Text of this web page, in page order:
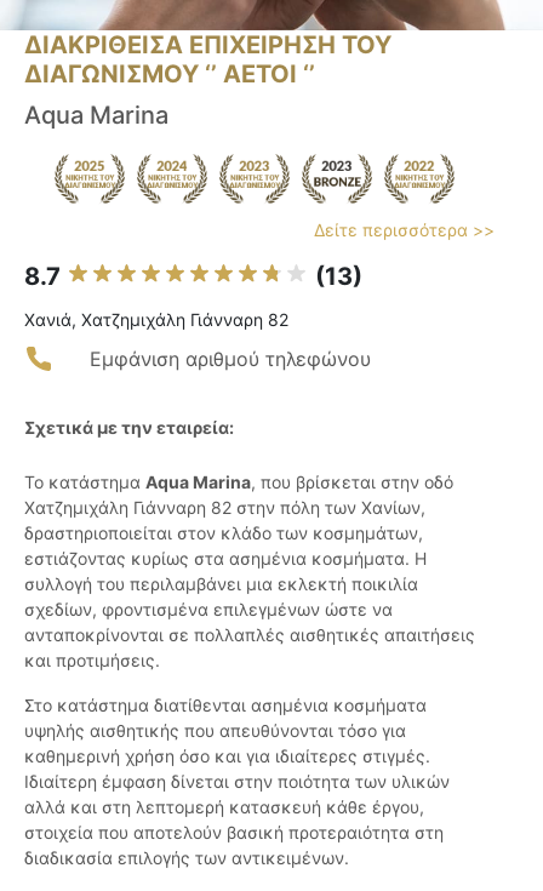
ΔΙΑΚΡΙΘΕΙΣΑ ΕΠΙΧΕΙΡΗΣΗ ΤΟΥ
ΔΙΑΓΩΝΙΣΜΟΥ ‘’ ΑΕΤΟΙ ‘’
Aqua Marina
Δείτε περισσότερα >>
8.7 (13)
Χανιά, Χατζημιχάλη Γιάνναρη 82
Εμφάνιση αριθμού τηλεφώνου
Σχετικά με την εταιρεία:
Το κατάστημα Aqua Marina, που βρίσκεται στην οδό
Χατζημιχάλη Γιάνναρη 82 στην πόλη των Χανίων,
δραστηριοποιείται στον κλάδο των κοσμημάτων,
εστιάζοντας κυρίως στα ασημένια κοσμήματα. Η
συλλογή του περιλαμβάνει μια εκλεκτή ποικιλία
σχεδίων, φροντισμένα επιλεγμένων ώστε να
ανταποκρίνονται σε πολλαπλές αισθητικές απαιτήσεις
και προτιμήσεις.
Στο κατάστημα διατίθενται ασημένια κοσμήματα
υψηλής αισθητικής που απευθύνονται τόσο για
καθημερινή χρήση όσο και για ιδιαίτερες στιγμές.
Ιδιαίτερη έμφαση δίνεται στην ποιότητα των υλικών
αλλά και στη λεπτομερή κατασκευή κάθε έργου,
στοιχεία που αποτελούν βασική προτεραιότητα στη
διαδικασία επιλογής των αντικειμένων.